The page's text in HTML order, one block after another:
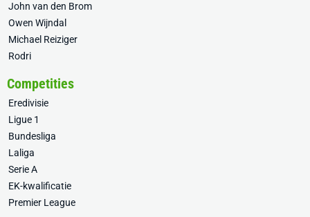
John van den Brom
Owen Wijndal
Michael Reiziger
Rodri
Competities
Eredivisie
Ligue 1
Bundesliga
Laliga
Serie A
EK-kwalificatie
Premier League